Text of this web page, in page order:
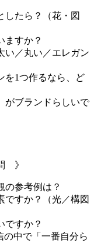
したら？（花・図
ますか？
い／丸い／エレガン
を1つ作るなら、ど
がブランドらしいで
》
の参考例は？
ですか？（光／構図
ですか？
の中で「一番自分ら